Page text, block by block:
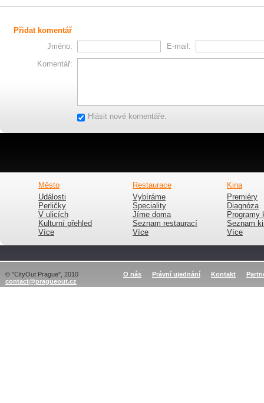
Přidat komentář
Jméno:
E-mail:
Komentář:
Hlásit nové komentáře.
Město
Události
Perličky
V ulicích
Kulturní přehled
Více
Restaurace
Vybíráme
Speciality
Jíme doma
Seznam restaurací
Více
Kina
Premiéry
Diagnóza
Programy
Seznam
Více
© "CityOut Prague", 2010
contact@pragueout.cz
O nás Právní ujednání Kontakt